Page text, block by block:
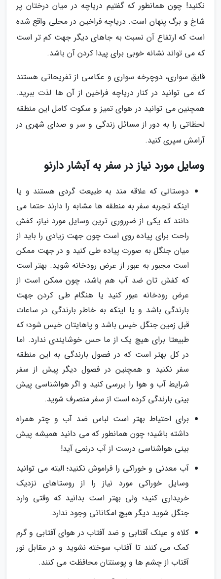
نکنید! چون همانطور که گفتیم دریاچه در میان درختان پر
شاخ و برگ پنهان است. دریاچه فراخین در محلی واقع شده
است که ارتفاع آن نسبت به جاهای دیگر جهت کم تر است
که می تواند نشانه خوبی برای پیدا کردن آن باشد.
قایق سواری، دوچرخه سواری و عکاسی از تفریحاتی هستند
که می توانید در کنار دریاچه فراخین از آن ها لذت ببرید.
همچنین می توانید در هوای تمیز و سکوت کامل این منطقه
لحظاتی را به دور از مسائل زندگی و سر و صدای شهری در
آرامش سپری کنید.
وسایل مورد نیاز در سفر به آبشار دارنو
دوستانی که علاقه مند به طبیعت گردی هستند و یا
اینکه تجربه سفر به منطقه ها مشابه را دارند حتما می
دانند که یکی از ضرروری ترین وسایل مورد نیاز، کفش
راحت برای پیاده روی است چون جهت زیادی را باید از
میان جنگل به صورت پیاده طی کنید و در جهت ممکن
است مجبور به عبور از عرض رودخانه شوید. بهتر است
که کفش تان ضد آب هم باشد، چون ممکن است از
عرض رودخانه عبور کنید یا هنگام طی کردن جهت
بارندگی باشد و یا اینکه به خاطر بارندگی در ساعات
قبل زمین جنگل خیس باشد و پاهایتان خیس شود؛ که
طبیعتا برای هیچ یک از ما حس خوشایندی ندارد. اما
در کل بهتر است که در فصول بارندگی به این منطقه
سفر نکنید و همچنین در فصول دیگر پیش از سفر
شرایط آب و هوا را بررسی کنید و اگر هواشناسی پیش
بینی بارندگی کرده است از سفر منصرف شوید.
برای احتیاط بهتر است لباس ضد آب و چتر همراه
داشته باشید؛ چون همانطور که می دانید همیشه پیش
بینی هواشناسی درست از آب درنمی آید!
آب معدنی و خوراکی را فراموش نکنید؛ البته می توانید
وسایل خوراکی مورد نیاز را از روستاهای نزدیک
خریداری کنید؛ ولی بهتر است بدانید که وقتی وارد
جنگل شوید دیگر هیچ امکاناتی وجود ندارد.
کلاه و عینک آفتابی و ضد آفتاب در هوای آفتابی و گرم
کمک می کنند تا آفتاب سوخته نشوید و در مقابل نور
آفتاب از چشم ها و پوستتان محافظت می کنند.